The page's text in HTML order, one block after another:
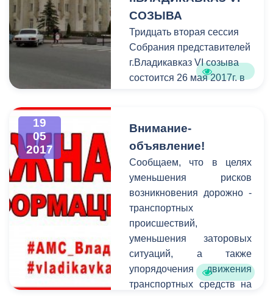
СОЗЫВА
Тридцать вторая сессия
Собрания представителей
г.Владикавказ VI созыва
состоится 26 мая 2017г. в
Собрания представителей
19
05
2017
Внимание-
объявление!
Сообщаем, что в целях
уменьшения рисков
возникновения дорожно -
транспортных
происшествий,
уменьшения заторовых
ситуаций, а также
упорядочения движения
транспортных средств на